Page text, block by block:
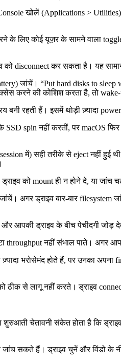
खोलें (Applications >
के लिए कोई यूज़र के सामने वाला
disconnect कर सकता है। यह
जांचें। “Put hard disks to
करने की कोशिश करता है, तो
रहती हैं। इसमें थोड़ी ज़्यादा
spin नहीं करतीं, पर macOS
में) सही तरीके से eject नहीं
को mount ही न होने दे, या
अगर ड्राइव बार-बार
आपकी ड्राइव के बीच पेचीदगी जोड़
throughput नहीं संभाल पाते। अगर
भरोसेमंद होते हैं, पर उनका अपना
से लागू नहीं करते। ड्राइव
शुरुआती चेतावनी संकेत होता है कि
सकते हैं। ड्राइव चुनें और विंडो के